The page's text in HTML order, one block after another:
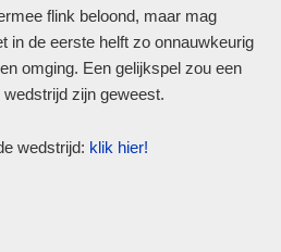
flink beloond, maar mag
in de eerste helft zo onnauwkeurig
omging. Een gelijkspel zou een
zijn geweest.
wedstrijd: klik hier!